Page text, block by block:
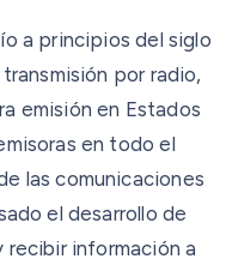
a principios del siglo
por radio,
emisión en Estados
en todo el
las comunicaciones
el desarrollo de
información a